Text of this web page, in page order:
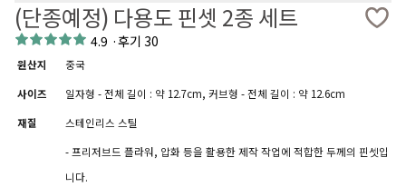
(단종예정) 다용도 핀셋 2종 세트
4.9 ·후기 30
원산지
중국
사이즈
일자형 - 전체 길이 : 약 12.7cm, 커브형 - 전체 길이 : 약 12.6cm
재질
스테인리스 스틸
- 프리저브드 플라워, 압화 등을 활용한 제작 작업에 적합한 두께의 핀셋입
니다.